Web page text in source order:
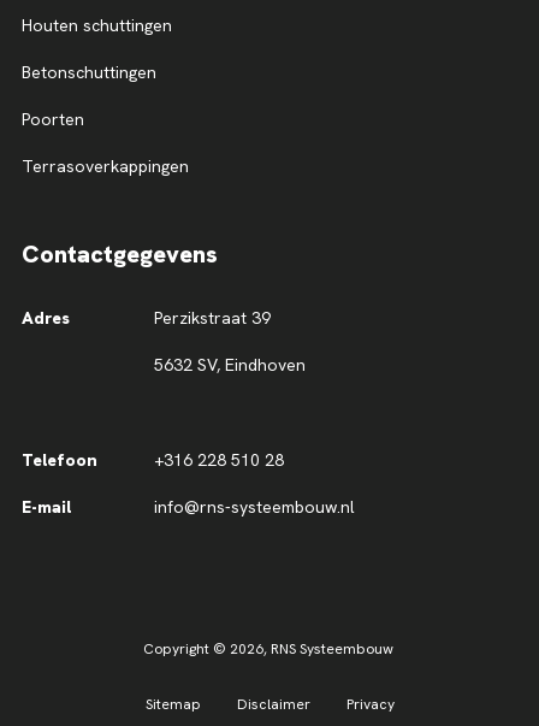
Houten schuttingen
Betonschuttingen
Poorten
Terrasoverkappingen
Contactgegevens
Adres Perzikstraat 39
5632 SV, Eindhoven
Telefoon +316 228 510 28
E-mail info@rns-systeembouw.nl
Copyright © 2026, RNS Systeembouw
Sitemap Disclaimer Privacy